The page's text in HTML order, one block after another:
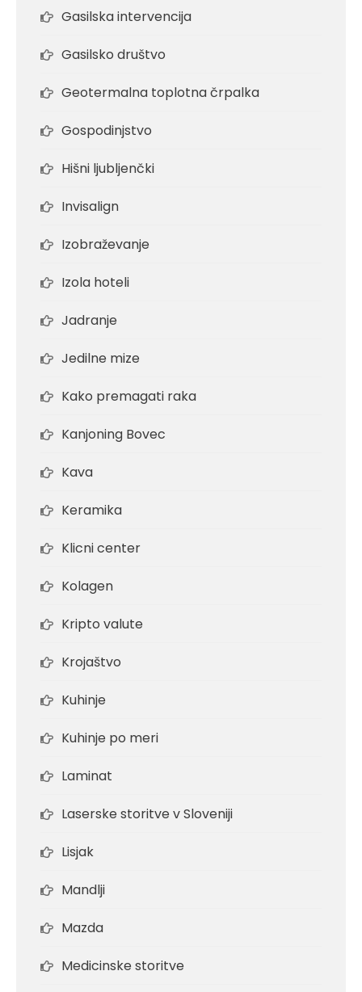
Gasilska intervencija
Gasilsko društvo
Geotermalna toplotna črpalka
Gospodinjstvo
Hišni ljubljenčki
Invisalign
Izobraževanje
Izola hoteli
Jadranje
Jedilne mize
Kako premagati raka
Kanjoning Bovec
Kava
Keramika
Klicni center
Kolagen
Kripto valute
Krojaštvo
Kuhinje
Kuhinje po meri
Laminat
Laserske storitve v Sloveniji
Lisjak
Mandlji
Mazda
Medicinske storitve